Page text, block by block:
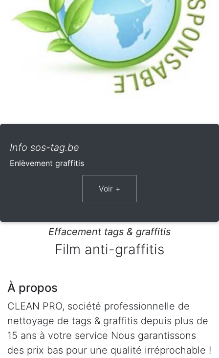
Info sos-tag.be
Enlèvement graffitis
Effacement tags & graffitis
Film anti-graffitis
À propos
CLEAN PRO, société professionnelle de
nettoyage de tags & graffitis depuis plus de
15 ans à votre service Nous garantissons
des prix bas pour une qualité irréprochable !